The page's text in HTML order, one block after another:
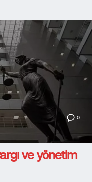
0
ve yönetim